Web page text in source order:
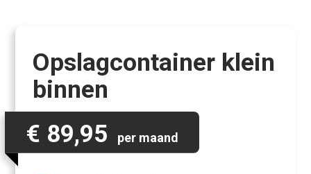
Opslagcontainer klein
binnen
€ 89,95 per maand